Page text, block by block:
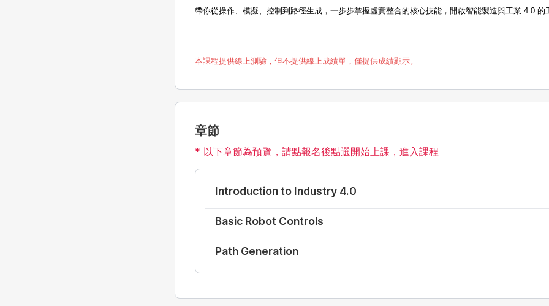
帶你從操作、模擬、控制到路徑生成，一步步掌握虛實整合的核心技能，開啟智能製造與工業 4.0 的
本課程提供線上測驗，但不提供線上成績單，僅提供成績顯示。
章節
* 以下章節為預覽，請點報名後點選開始上課，進入課程
Introduction to Industry 4.0
Basic Robot Controls
Path Generation